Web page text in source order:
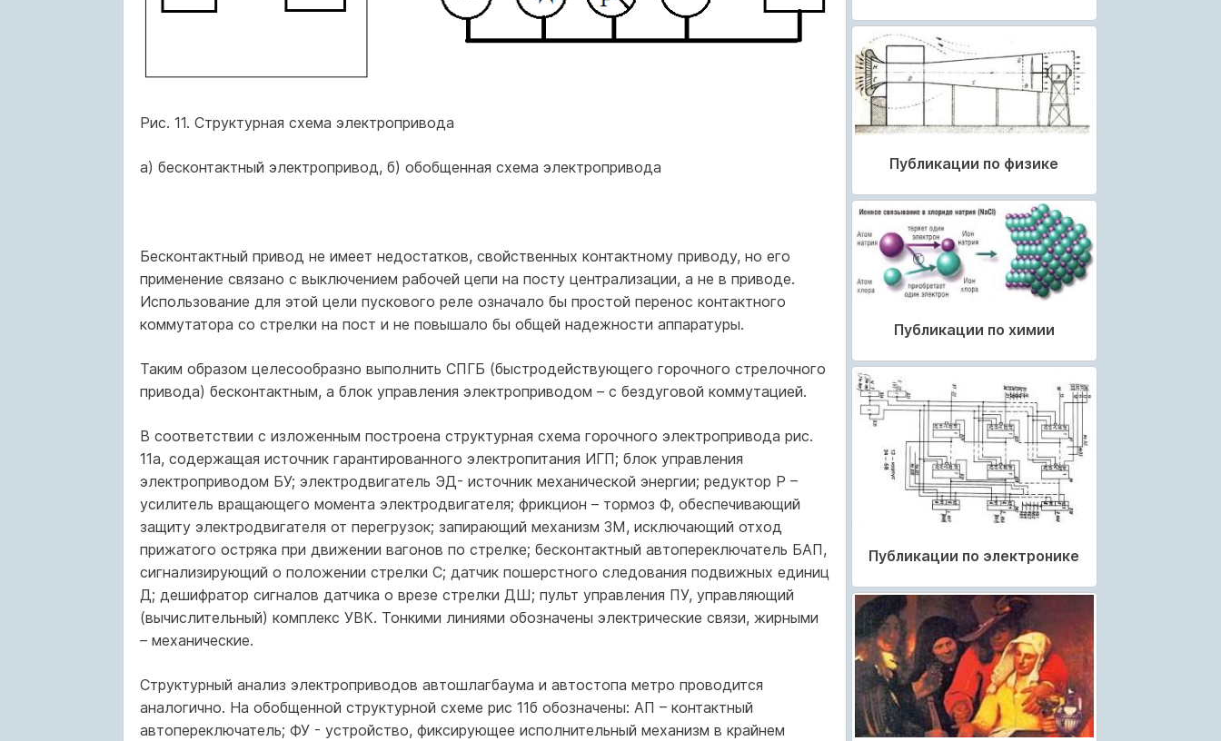
Рис. 11. Структурная схема электропривода
а) бесконтактный электропривод, б) обобщенная схема электропривода
Бесконтактный привод не имеет недостатков, свойственных контактному приводу, но его
применение связано с выключением рабочей цепи на посту централизации, а не в приводе.
Использование для этой цели пускового реле означало бы простой перенос контактного
коммутатора со стрелки на пост и не повышало бы общей надежности аппаратуры.
Таким образом целесообразно выполнить СПГБ (быстродействующего горочного стрелочного
привода) бесконтактным, а блок управления электроприводом – с бездуговой коммутацией.
В соответствии с изложенным построена структурная схема горочного электропривода рис.
11а, содержащая источник гарантированного электропитания ИГП; блок управления
электроприводом БУ; электродвигатель ЭД- источник механической энергии; редуктор Р –
усилитель вращающего момента электродвигателя; фрикцион – тормоз Ф, обеспечивающий
защиту электродвигателя от перегрузок; запирающий механизм ЗМ, исключающий отход
прижатого остряка при движении вагонов по стрелке; бесконтактный автопереключатель БАП,
сигнализирующий о положении стрелки С; датчик пошерстного следования подвижных единиц
Д; дешифратор сигналов датчика о врезе стрелки ДШ; пульт управления ПУ, управляющий
(вычислительный) комплекс УВК. Тонкими линиями обозначены электрические связи, жирными
– механические.
Структурный анализ электроприводов автошлагбаума и автостопа метро проводится
аналогично. На обобщенной структурной схеме рис 11б обозначены: АП – контактный
автопереключатель; ФУ - устройство, фиксирующее исполнительный механизм в крайнем
Публикации по физике
Публикации по химии
Публикации по электронике